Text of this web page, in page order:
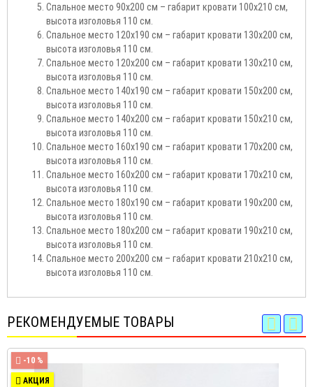
Спальное место 90х200 см – габарит кровати 100х210 см,
высота изголовья 110 см.
Спальное место 120х190 см – габарит кровати 130х200 см,
высота изголовья 110 см.
Спальное место 120х200 см – габарит кровати 130х210 см,
высота изголовья 110 см.
Спальное место 140х190 см – габарит кровати 150х200 см,
высота изголовья 110 см.
Спальное место 140х200 см – габарит кровати 150х210 см,
высота изголовья 110 см.
Спальное место 160х190 см – габарит кровати 170х200 см,
высота изголовья 110 см.
Спальное место 160х200 см – габарит кровати 170х210 см,
высота изголовья 110 см.
Спальное место 180х190 см – габарит кровати 190х200 см,
высота изголовья 110 см.
Спальное место 180х200 см – габарит кровати 190х210 см,
высота изголовья 110 см.
Спальное место 200х200 см – габарит кровати 210х210 см,
высота изголовья 110 см.
РЕКОМЕНДУЕМЫЕ ТОВАРЫ
-10 %
АКЦИЯ